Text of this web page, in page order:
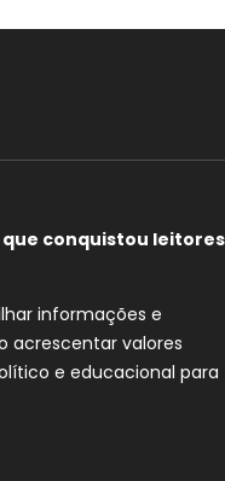
conquistou leitores
informações e
acrescentar valores
e educacional para